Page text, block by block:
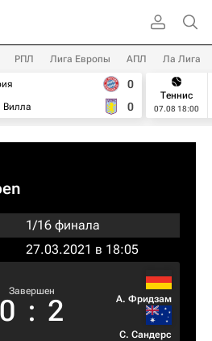
РПЛ Лига Европы АПЛ Ла Лига
Вилла
0
0
Теннис
07.08 18:00
1/16 финала
27.03.2021 в 18:05
Завершен
0 : 2 А. Фридзам
С. Сандерс